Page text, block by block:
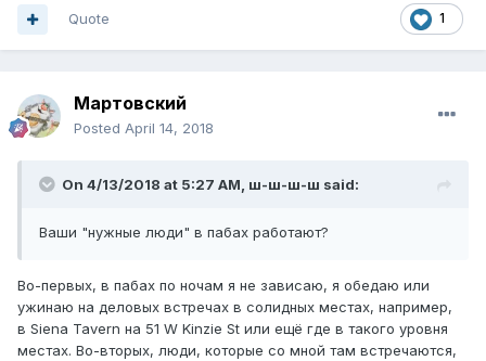
1
Quote
Мартовский
Posted April 14, 2018
On 4/13/2018 at 5:27 AM, ш-ш-ш-ш said:
Ваши "нужные люди" в пабах работают?
Во-первых, в пабах по ночам я не зависаю, я обедаю или
ужинаю на деловых встречах в солидных местах, например,
в Siena Tavern на 51 W Kinzie St или ещё где в такого уровня
местах. Во-вторых, люди, которые со мной там встречаются,